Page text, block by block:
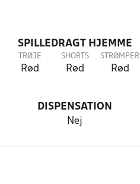
SPILLEDRAGT HJEMME
TRØJE
Rød
SHORTS
Rød
STRØMPER
Rød
DISPENSATION
Nej